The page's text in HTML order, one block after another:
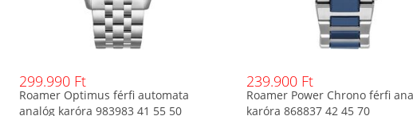
299.990 Ft
Roamer Optimus férfi automata
analóg karóra 983983 41 55 50
239.900 Ft
Roamer Power Chrono férfi
karóra 868837 42 45 70